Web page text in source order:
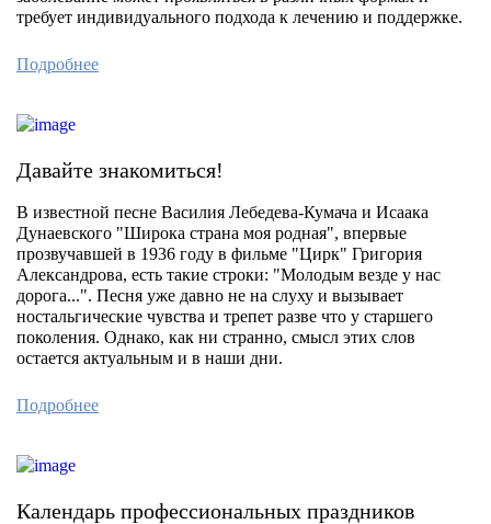
требует индивидуального подхода к лечению и поддержке.
Подробнее
Давайте знакомиться!
В известной песне Василия Лебедева-Кумача и Исаака
Дунаевского "Широка страна моя родная", впервые
прозвучавшей в 1936 году в фильме "Цирк" Григория
Александрова, есть такие строки: "Молодым везде у нас
дорога...". Песня уже давно не на слуху и вызывает
ностальгические чувства и трепет разве что у старшего
поколения. Однако, как ни странно, смысл этих слов
остается актуальным и в наши дни.
Подробнее
Календарь профессиональных праздников